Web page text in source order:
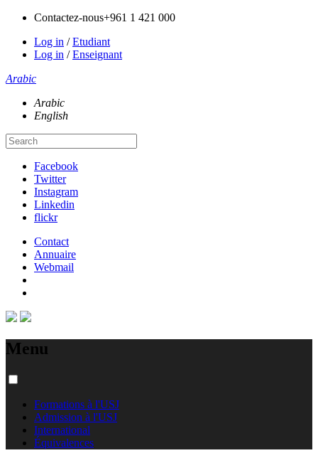
Contactez-nous+961 1 421 000
Log in /Etudiant
Log in /Enseignant
Arabic
Arabic
English
Facebook
Twitter
Instagram
Linkedin
flickr
Contact
Annuaire
Webmail
Menu
Formations à l'USJ
Admission à l'USJ
International
Équivalences